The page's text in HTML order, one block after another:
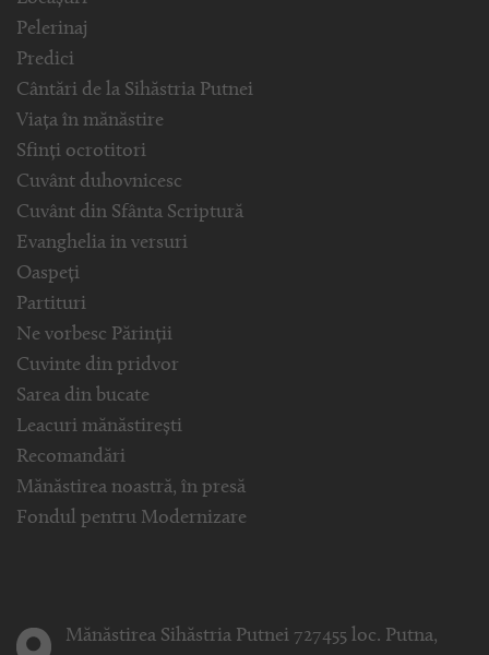
Pelerinaj
Predici
Cântări de la Sihăstria Putnei
Viața în mănăstire
Sfinți ocrotitori
Cuvânt duhovnicesc
Cuvânt din Sfânta Scriptură
Evanghelia in versuri
Oaspeți
Partituri
Ne vorbesc Părinții
Cuvinte din pridvor
Sarea din bucate
Leacuri mănăstirești
Recomandări
Mănăstirea noastră, în presă
Fondul pentru Modernizare
Mănăstirea Sihăstria Putnei 727455 loc. Putna,